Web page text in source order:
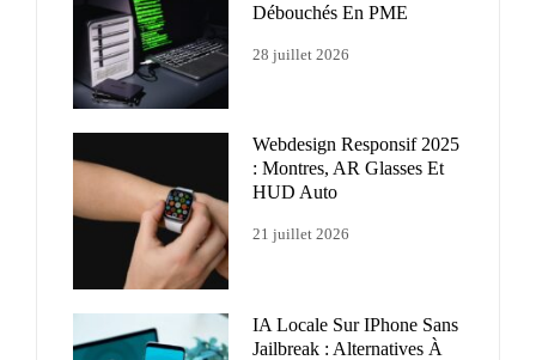
Débouchés En PME
28 juillet 2026
Webdesign Responsif 2025
: Montres, AR Glasses Et
HUD Auto
21 juillet 2026
IA Locale Sur IPhone Sans
Jailbreak : Alternatives À